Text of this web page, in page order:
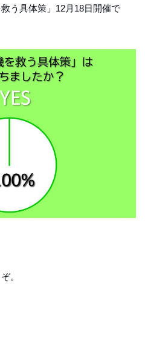
う具体策」12月18日開催で
。